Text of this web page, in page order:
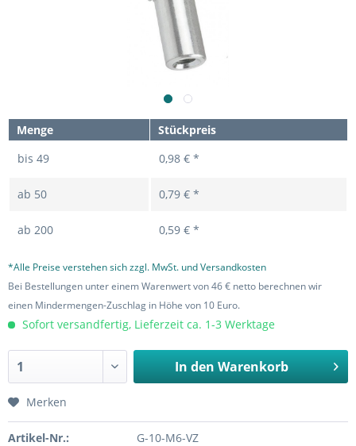
Menge
Stückpreis
bis 49 0,98 € *
ab 50 0,79 € *
ab 200 0,59 € *
*Alle Preise verstehen sich zzgl. MwSt. und Versandkosten
Bei Bestellungen unter einem Warenwert von 46 € netto berechnen wir
einen Mindermengen-Zuschlag in Höhe von 10 Euro.
Sofort versandfertig, Lieferzeit ca. 1-3 Werktage
In den Warenkorb
Merken
Artikel-Nr.: G-10-M6-VZ